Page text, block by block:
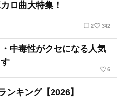
ロ曲大特集！
chat_bubble_outline 2favorite_border 342
中毒性がクセになる人気
favorite_border 6
ンキング【2026】